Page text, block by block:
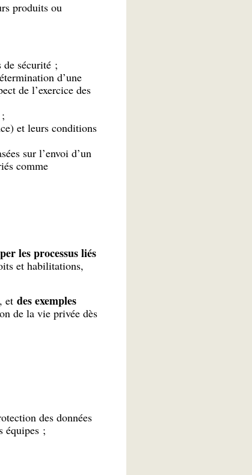
produits ou
de sécurité ;
d’une
de l’exercice des
et leurs conditions
sur l’envoi d’un
comme
les processus liés
et habilitations,
etdes exemples
de la vie privée dès
des données
équipes ;